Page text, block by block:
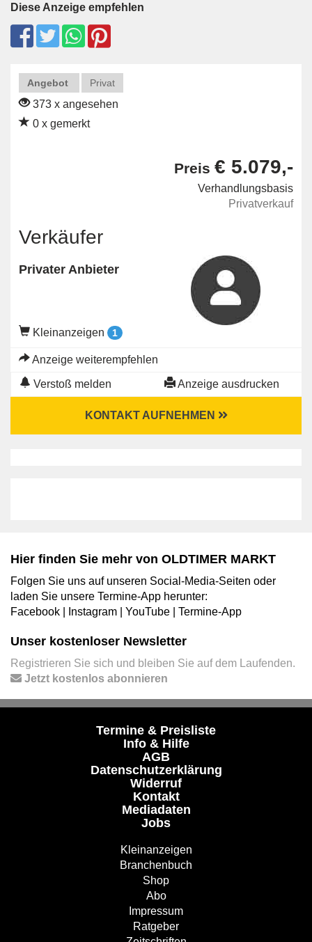
Diese Anzeige empfehlen
Angebot Privat
373 x angesehen
0 x gemerkt
Preis € 5.079,-
Verhandlungsbasis
Privatverkauf
Verkäufer
Privater Anbieter
Kleinanzeigen 1
Anzeige weiterempfehlen
Verstoß melden Anzeige ausdrucken
KONTAKT AUFNEHMEN
Hier finden Sie mehr von OLDTIMER MARKT
Folgen Sie uns auf unseren Social-Media-Seiten oder
laden Sie unsere Termine-App herunter:
Facebook
Instagram YouTube Termine-App
Unser kostenloser Newsletter
Registrieren Sie sich und bleiben Sie auf dem Laufenden.
Jetzt kostenlos abonnieren
Termine & Preisliste
Info & Hilfe
AGB
Datenschutzerklärung
Widerruf
Kontakt
Mediadaten
Jobs
Kleinanzeigen
Branchenbuch
Shop
Abo
Impressum
Ratgeber